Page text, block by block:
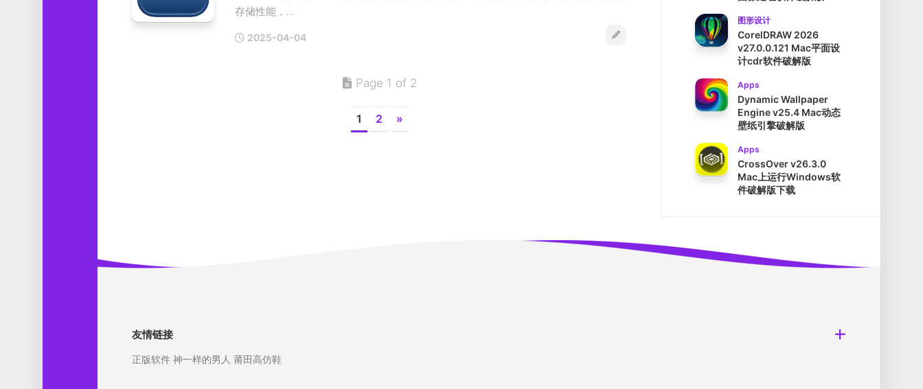
存储性能，...
2025-04-04
Page 1 of 2
1 2 »
图形设计
CorelDRAW 2026
v27.0.0.121 Mac平面设
计cdr软件破解版
Apps
Dynamic Wallpaper
Engine v25.4 Mac动态
壁纸引擎破解版
Apps
CrossOver v26.3.0
Mac上运行Windows软
件破解版下载
友情链接
正版软件 神一样的男人 莆田高仿鞋